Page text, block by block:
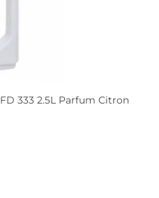
333 2.5L Parfum Citron